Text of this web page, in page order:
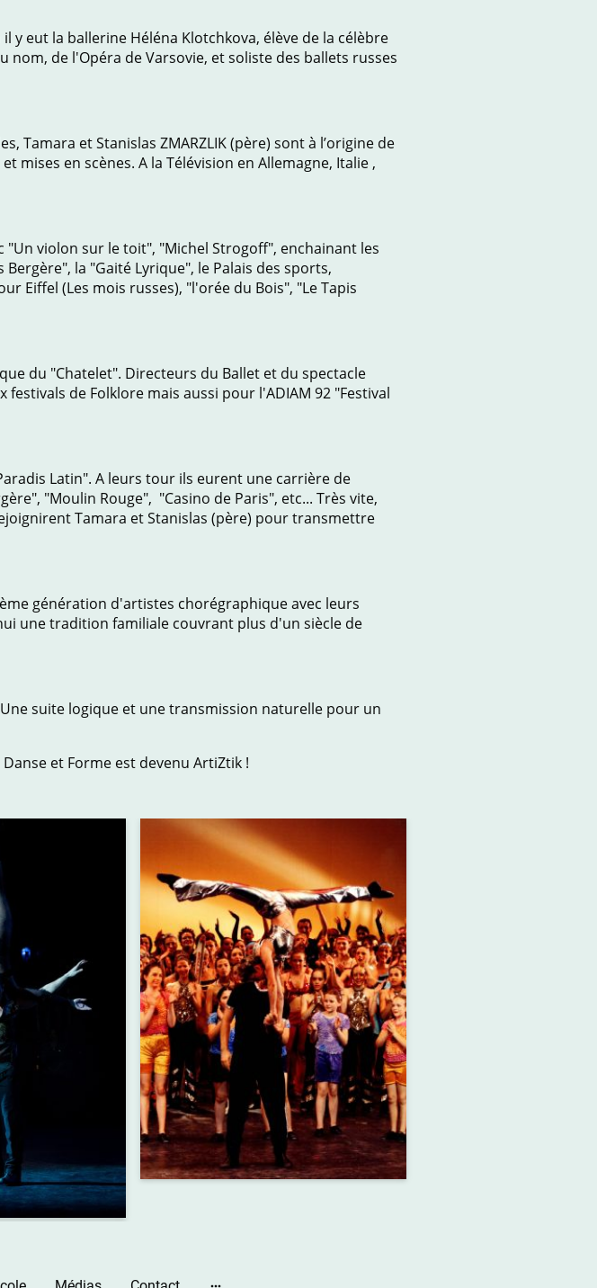
y eut la ballerine Héléna Klotchkova, élève de la célèbre
nom, de l'Opéra de Varsovie, et soliste des ballets russes
et Stanislas ZMARZLIK (père) sont à l’origine de
en scènes. A la Télévision en Allemagne, Italie ,
violon sur le toit", "Michel Strogoff", enchainant les
la "Gaité Lyrique", le Palais des sports,
Eiffel (Les mois russes), "l'orée du Bois", "Le Tapis
du "Chatelet". Directeurs du Ballet et du spectacle
de Folklore mais aussi pour l'ADIAM 92 "Festival
Latin". A leurs tour ils eurent une carrière de
"Moulin Rouge", "Casino de Paris", etc... Très vite,
Tamara et Stanislas (père) pour transmettre
génération d'artistes chorégraphique avec leurs
une tradition familiale couvrant plus d'un siècle de
suite logique et une transmission naturelle pour un
ArtiZtik !